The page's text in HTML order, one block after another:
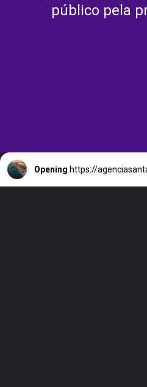
público pela
Opening https://